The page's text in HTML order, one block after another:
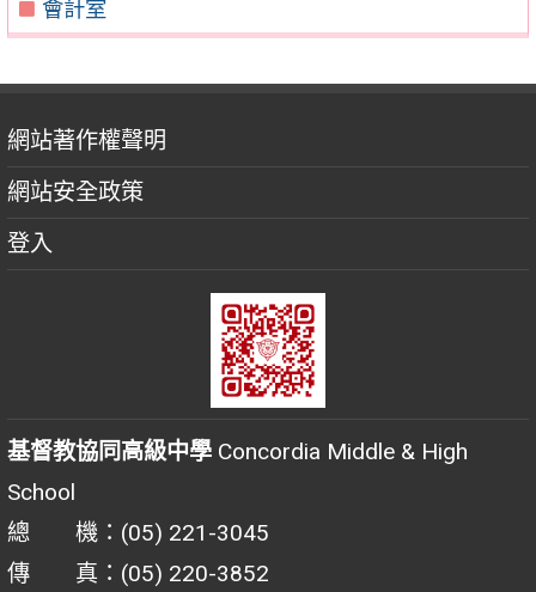
會計室
網站著作權聲明
網站安全政策
登入
基督教協同高級中學 Concordia Middle & High
School
總 機：(05) 221-3045
傳 真：(05) 220-3852